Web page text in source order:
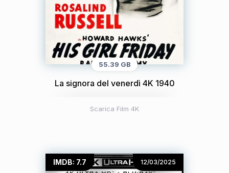
55.39 GB
La signora del venerdì 4K 1940
Scarica Film 4K
IMDB: 7.7 12/03/2025